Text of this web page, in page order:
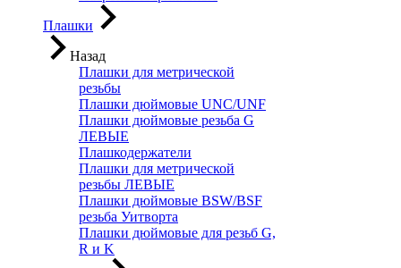
Плашки
Назад
Плашки для метрической
резьбы
Плашки дюймовые UNC/UNF
Плашки дюймовые резьба G
ЛЕВЫЕ
Плашкодержатели
Плашки для метрической
резьбы ЛЕВЫЕ
Плашки дюймовые BSW/BSF
резьба Уитворта
Плашки дюймовые для резьб G,
R и K